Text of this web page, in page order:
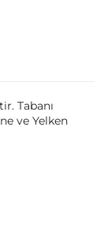
Tabanı
ve Yelken